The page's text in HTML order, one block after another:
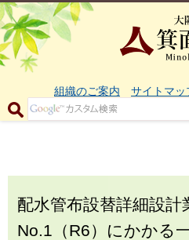
組織のご案内 サイトマッ
配水管布設替詳細設計
No.1（R6）にかかる